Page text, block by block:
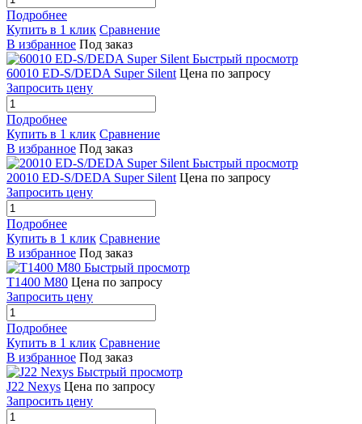
Подробнее
Купить в 1 клик Сравнение
В избранное Под заказ
Быстрый просмотр
60010 ED-S/DEDA Super Silent Цена по запросу
Запросить цену
Подробнее
Купить в 1 клик Сравнение
В избранное Под заказ
Быстрый просмотр
20010 ED-S/DEDA Super Silent Цена по запросу
Запросить цену
Подробнее
Купить в 1 клик Сравнение
В избранное Под заказ
Быстрый просмотр
T1400 M80 Цена по запросу
Запросить цену
Подробнее
Купить в 1 клик Сравнение
В избранное Под заказ
Быстрый просмотр
J22 Nexys Цена по запросу
Запросить цену